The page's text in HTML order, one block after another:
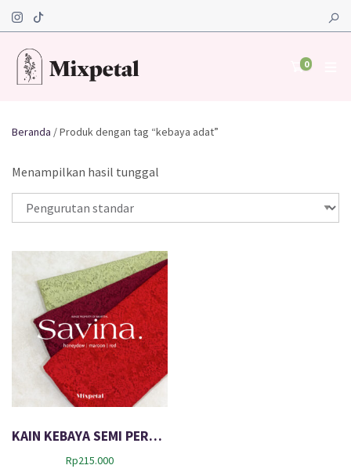
0
Beranda / Produk dengan tag “kebaya adat”
Menampilkan hasil tunggal
KAIN KEBAYA SEMI PERANCIS SAVINA
Rp215.000